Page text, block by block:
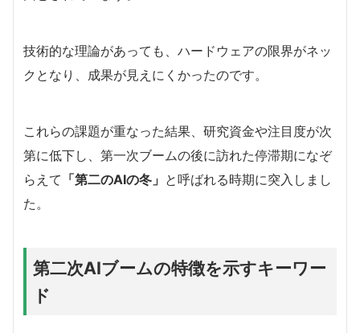
技術的な理論があっても、ハードウェアの限界がネッ
クとなり、成果が見えにくかったのです。
これらの課題が重なった結果、研究資金や注目度が次
第に低下し、第一次ブームの後に訪れた停滞期になぞ
らえて 「第二のAIの冬」 と呼ばれる時期に突入しまし
た。
第二次AIブームの特徴を示すキーワー
ド